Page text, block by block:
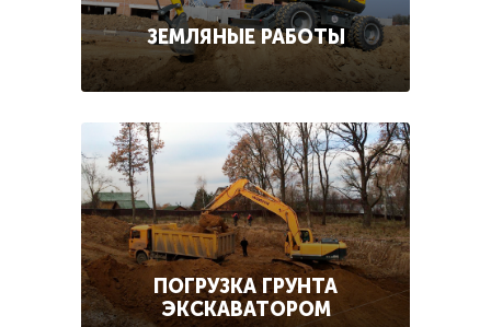
ЗЕМЛЯНЫЕ РАБОТЫ
ПОГРУЗКА ГРУНТА
ЭКСКАВАТОРОМ